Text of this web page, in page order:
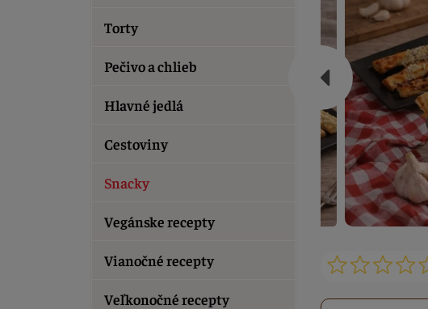
Torty
Pečivo a chlieb
Hlavné jedlá
Cestoviny
Snacky
Vegánske recepty
Vianočné recepty
Veľkonočné recepty